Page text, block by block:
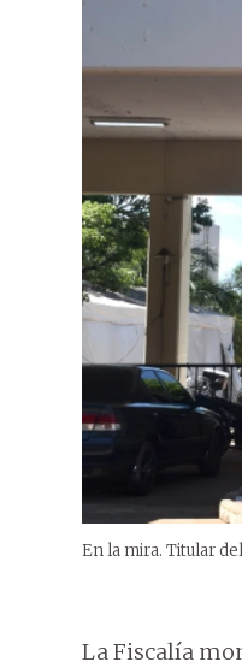
En la mira. Titular
La Fiscalía